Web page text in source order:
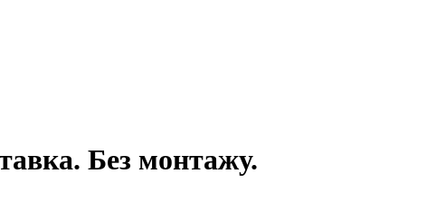
Без монтажу.